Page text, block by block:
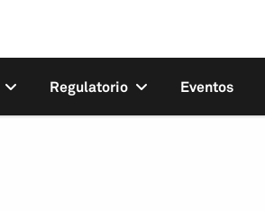
Regulatorio Eventos